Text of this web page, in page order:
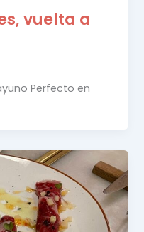
vuelta a
Perfecto en